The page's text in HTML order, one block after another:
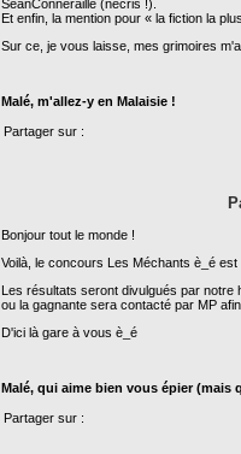
SeanConneraille (nécris !).
Et enfin, la mention pour « la fiction la
Sur ce, je vous laisse, mes grimoires
Malé, m'allez-y en Malaisie !
Partager sur :
Bonjour tout le monde !
Voilà, le concours Les Méchants è_é
Les résultats seront divulgués par
ou la gagnante sera contacté par MP
D'ici là gare à vous è_é
Malé, qui aime bien vous épier (mais
Partager sur :